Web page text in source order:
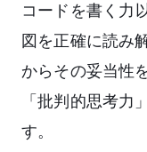
コードを書く力
図を正確に読み
からその妥当性
「批判的思考力
す。